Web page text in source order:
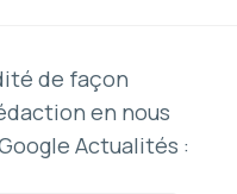
de façon
en nous
Actualités :